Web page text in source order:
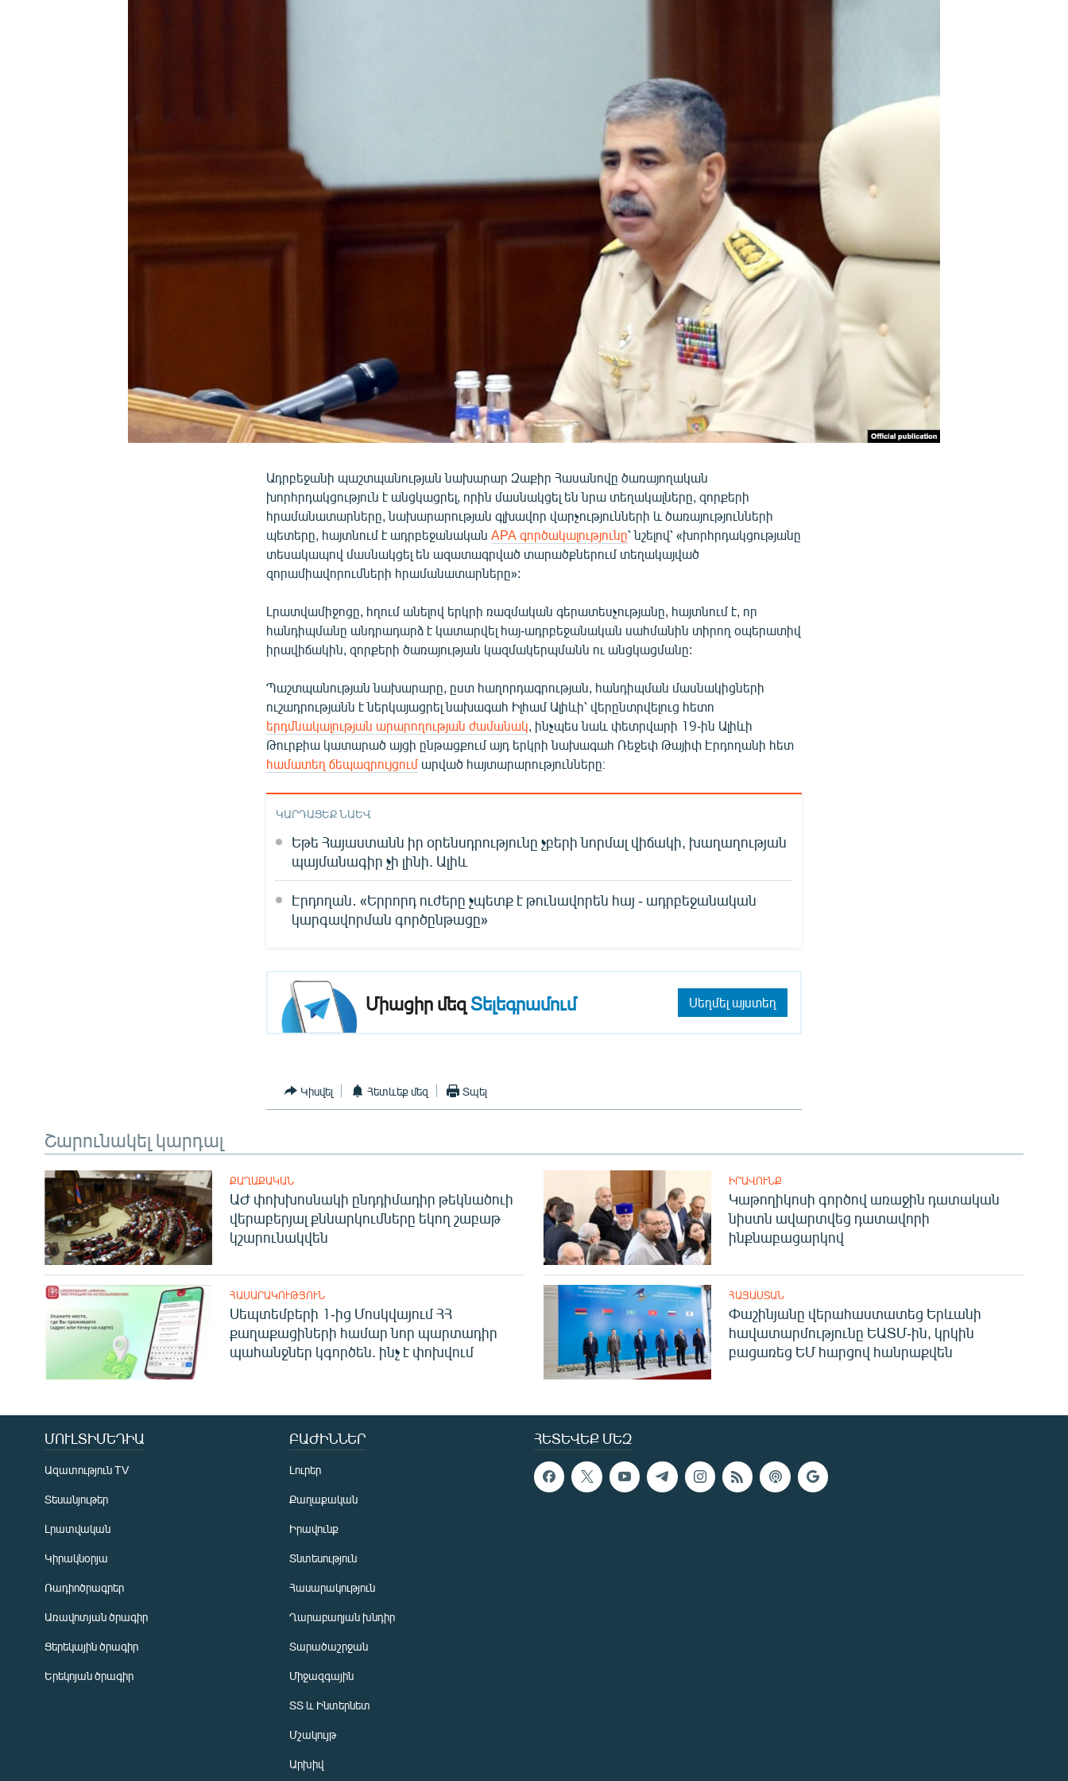
Ադրբեջանի պաշտպանության նախարար Զաքիր Հասանովը ծառայողական
խորհրդակցություն է անցկացրել, որին մասնակցել են նրա տեղակալները, զորքերի
հրամանատարները, նախարարության գլխավոր վարչությունների և ծառայությունների
պետերը, հայտնում է ադրբեջանականAPA գործակալությունը՝ նշելով՝ «խորհրդակցությանը
տեսակապով մասնակցել են ազատագրված տարածքներում տեղակայված
զորամիավորումների հրամանատարները»:
Լրատվամիջոցը, հղում անելով երկրի ռազմական գերատեսչությանը, հայտնում է, որ
հանդիպմանը անդրադարձ է կատարվել հայ-ադրբեջանական սահմանին տիրող օպերատիվ
իրավիճակին, զորքերի ծառայության կազմակերպմանն ու անցկացմանը:
Պաշտպանության նախարարը, ըստ հաղորդագրության, հանդիպման մասնակիցների
ուշադրությանն է ներկայացրել նախագահ Իլհամ Ալիևի՝ վերընտրվելուց հետո
երդմնակալության արարողության ժամանակ, ինչպես նաև փետրվարի 19-ին Ալիևի
Թուրքիա կատարած այցի ընթացքում այդ երկրի նախագահ Ռեջեփ Թայիփ Էրդողանի հետ
համատեղ ճեպազրույցում արված հայտարարությունները։
ԿԱՐԴԱՑԵՔ ՆԱԵՎ
Եթե Հայաստանն իր օրենսդրությունը չբերի նորմալ վիճակի, խաղաղության
պայմանագիր չի լինի. Ալիև
Էրդողան․ «Երրորդ ուժերը չպետք է թունավորեն հայ - ադրբեջանական
կարգավորման գործընթացը»
Միացիր մեզ Տելեգրամում Սեղմել այստեղ
Կիսվել Հետևեք մեզ Տպել
Շարունակել կարդալ
ՔԱՂԱՔԱԿԱՆ
ԱԺ փոխխոսնակի ընդդիմադիր թեկնածուի
վերաբերյալ քննարկումները եկող շաբաթ
կշարունակվեն
ԻՐԱՎՈՒՆՔ
Կաթողիկոսի գործով առաջին դատական
նիստն ավարտվեց դատավորի
ինքնաբացարկով
ՀԱՍԱՐԱԿՈՒԹՅՈՒՆ
Սեպտեմբերի 1-ից Մոսկվայում ՀՀ
քաղաքացիների համար նոր պարտադիր
պահանջներ կգործեն. ինչ է փոխվում
ՀԱՅԱՍՏԱՆ
Փաշինյանը վերահաստատեց Երևանի
հավատարմությունը ԵԱՏՄ-ին, կրկին
բացառեց ԵՄ հարցով հանրաքվեն
ՀԵՏԵՎԵՔ ՄԵԶ
ՄՈՒԼՏԻՄԵԴԻԱ
Ազատություն TV
Տեսանյութեր
Լրատվական
Կիրակնօրյա
Ռադիոծրագրեր
Առավոտյան ծրագիր
Ցերեկային ծրագիր
Երեկոյան ծրագիր
ԲԱԺԻՆՆԵՐ
Լուրեր
Քաղաքական
Իրավունք
Տնտեսություն
Հասարակություն
Ղարաբաղյան խնդիր
Տարածաշրջան
Միջազգային
ՏՏ և Ինտերնետ
Մշակույթ
Արխիվ